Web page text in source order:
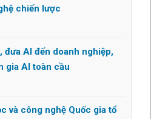
chiến lược
AI đến doanh nghiệp,
gia AI toàn cầu
và công nghệ Quốc gia tổ